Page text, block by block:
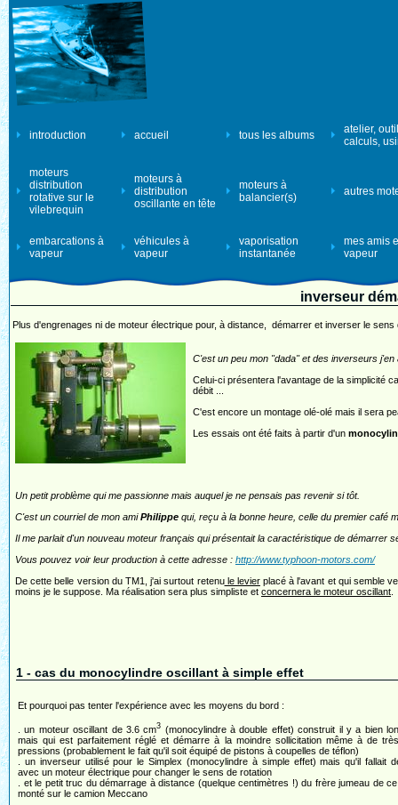
introduction accueil tous les albums
atelier,
calculs,
moteurs
distribution
rotative sur le
vilebrequin
moteurs à
distribution
oscillante en tête
moteurs à
balancier(s)
autres
embarcations à
vapeur
véhicules à
vapeur
vaporisation
instantanée
mes amis
vapeur
inverseur
Plus d'engrenages ni de moteur électrique pour, à distance, démarrer et inverser le sens
C'est un peu mon "dada" et des inverseurs
Celui-ci présentera l'avantage de la simplicité
débit ...
C'est encore un montage olé-olé mais il sera
Les essais ont été faits à partir d'un
Un petit problème qui me passionne mais auquel je ne pensais pas revenir si tôt.
C'est un courriel de mon amiPhilippe qui, reçu à la bonne heure, celle du premier café
Il me parlait d'un nouveau moteur français qui présentait la caractéristique de démarrer
Vous pouvez voir leur production à cette adresse : http://www.typhoon-motors.com/
De cette belle version du TM1, j'ai surtout retenule levierplacé à l'avant et qui semble
moins je le suppose. Ma réalisation sera plus simpliste et concernera le moteur oscillant
1 - cas du monocylindre oscillant à simple effet
Et pourquoi pas tenter l'expérience avec les moyens du bord :
. un moteur oscillant de 3.6 cm3 (monocylindre à double effet) construit il y a bien
mais qui est parfaitement réglé et démarre à la moindre sollicitation même à de
pressions (probablement le fait qu'il soit équipé de pistons à coupelles de téflon)
. un inverseur utilisé pour le Simplex (monocylindre à simple effet) mais qu'il fallait
avec un moteur électrique pour changer le sens de rotation
. et le petit truc du démarrage à distance (quelque centimètres !) du frère jumeau de
monté sur le camion Meccano